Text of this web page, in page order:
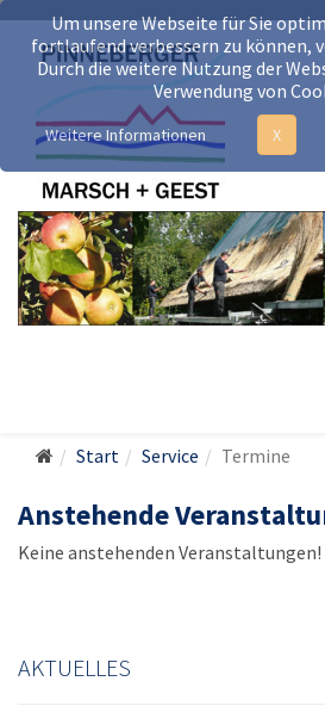
Um unsere Webseite für Sie
fortlaufend verbessern zu können,
Durch die weitere Nutzung der
Verwendung von
Weitere Informationen X
Start Service Termine
Anstehende
Keine anstehenden Veranstaltungen!
AKTUELLES